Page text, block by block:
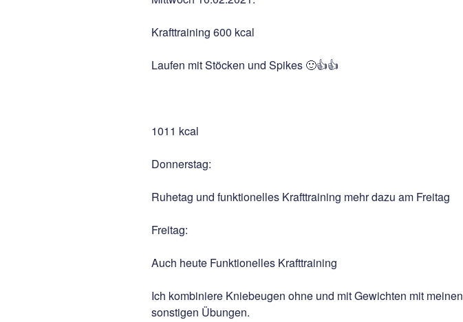
Krafttraining 600 kcal
Laufen mit Stöcken und Spikes 🙂👍👍
1011 kcal
Donnerstag:
Ruhetag und funktionelles Krafttraining mehr dazu am Freitag
Freitag:
Auch heute Funktionelles Krafttraining
Ich kombiniere Kniebeugen ohne und mit Gewichten mit meinen
sonstigen Übungen.